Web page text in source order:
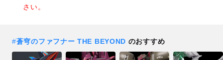
さい。
#蒼穹のファフナー THE BEYOND のおすすめ